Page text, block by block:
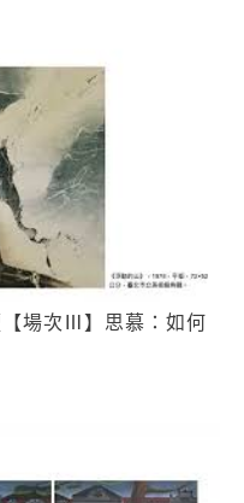
場次Ⅲ】思慕：如何